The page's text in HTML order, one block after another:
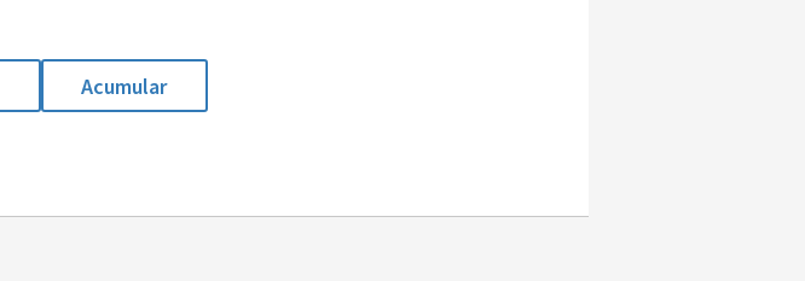
Acumular